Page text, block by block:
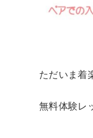
ただいま着
無料体験レ